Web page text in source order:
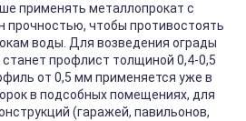
применять металлопрокат с
прочностью, чтобы противостоять
воды. Для возведения ограды
профлист толщиной 0,4-0,5
от 0,5 мм применяется уже в
в подсобных помещениях, для
(гаражей, павильонов,